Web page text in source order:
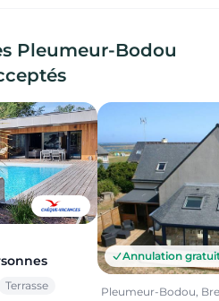
Pleumeur-Bodou
Terrasse
Annulation
Pleumeur-Bodou,